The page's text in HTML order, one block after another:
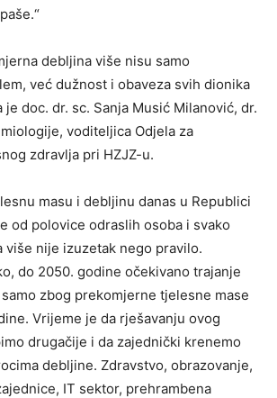
debljina više nisu samo
već dužnost i obaveza svih dionika
je doc. dr. sc. Sanja Musić Milanović, dr.
voditeljica Odjela za
zdravlja pri HZJZ-u.
masu i debljinu danas u Republici
od polovice odraslih osoba i svako
više nije izuzetak nego pravilo.
do 2050. godine očekivano trajanje
zbog prekomjerne tjelesne mase
Vrijeme je da rješavanju ovog
drugačije i da zajednički krenemo
debljine. Zdravstvo, obrazovanje,
IT sektor, prehrambena